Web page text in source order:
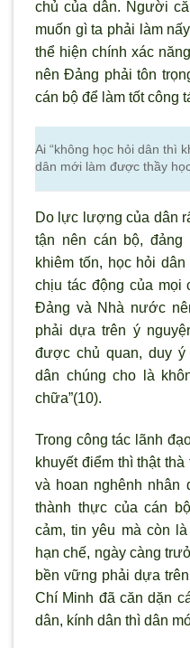
chủ của dân. Người
muốn gì ta phải làm
thể hiện chính xác
nên Đảng phải tôn
cán bộ để làm tốt công
Ai “không học hỏi dân thì
dân mới làm được thầy
Do lực lượng của dân
tận nên cán bộ,
khiêm tốn, học hỏi
chịu tác động của mọi
Đảng và Nhà nước
phải dựa trên ý
được chủ quan, duy ý
dân chúng cho là
chữa”(10).
Trong công tác lãnh
khuyết điểm thì thật
và hoan nghênh nhân
thành thực của cán
cảm, tin yêu mà còn
hạn chế, ngày càng
bền vững phải dựa
Chí Minh đã căn dặn
dân, kính dân thì dân